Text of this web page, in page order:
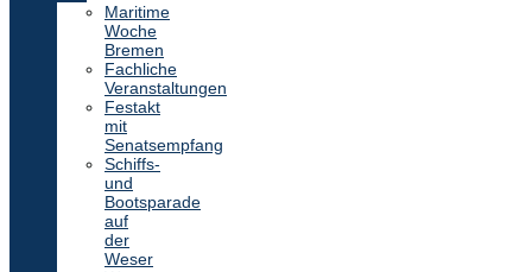
Maritime
Woche
Bremen
Fachliche
Veranstaltungen
Festakt
mit
Senatsempfang
Schiffs-
und
Bootsparade
auf
der
Weser